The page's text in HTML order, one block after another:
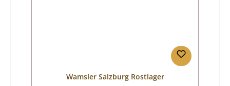
Wamsler Salzburg Rostlager